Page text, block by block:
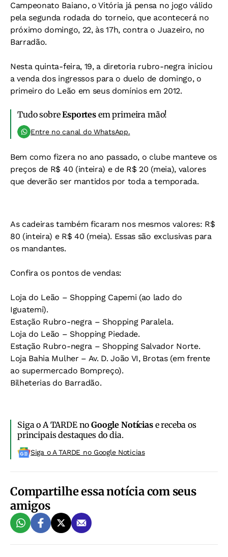
Campeonato Baiano, o Vitória já pensa no jogo válido
pela segunda rodada do torneio, que acontecerá no
próximo domingo, 22, às 17h, contra o Juazeiro, no
Barradão.
Nesta quinta-feira, 19, a diretoria rubro-negra iniciou
a venda dos ingressos para o duelo de domingo, o
primeiro do Leão em seus domínios em 2012.
Tudo sobreEsportesem primeira mão!
Entre no canal do WhatsApp.
Bem como fizera no ano passado, o clube manteve os
preços de R$ 40 (inteira) e de R$ 20 (meia), valores
que deverão ser mantidos por toda a temporada.
As cadeiras também ficaram nos mesmos valores: R$
80 (inteira) e R$ 40 (meia). Essas são exclusivas para
os mandantes.
Confira os pontos de vendas:
Loja do Leão – Shopping Capemi (ao lado do
Iguatemi).
Estação Rubro-negra – Shopping Paralela.
Loja do Leão – Shopping Piedade.
Estação Rubro-negra – Shopping Salvador Norte.
Loja Bahia Mulher – Av. D. João VI, Brotas (em frente
ao supermercado Bompreço).
Bilheterias do Barradão.
Siga o A TARDE noGoogle Notíciase receba os
principais destaques do dia.
Siga o A TARDE no Google Noticias
Compartilhe essa notícia com seus
amigos